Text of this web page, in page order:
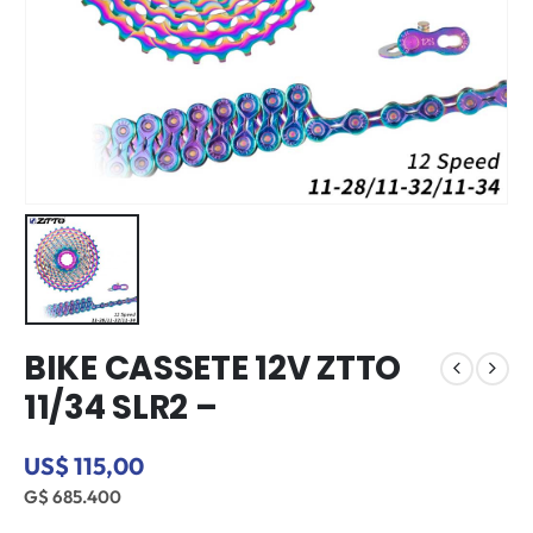
BIKE CASSETE 12V ZTTO
11/34 SLR2 –
US$ 115,00
G$ 685.400